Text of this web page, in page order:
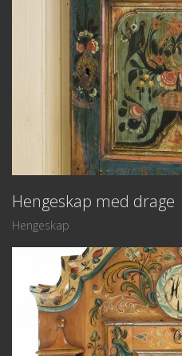
Hengeskap med drage
Hengeskap